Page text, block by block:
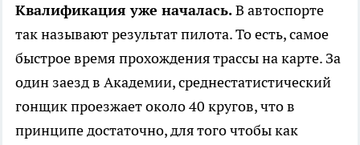
Квалификация уже началась.В автоспорте
так называют результат пилота. То есть, самое
быстрое время прохождения трассы на карте. За
один заезд в Академии, среднестатистический
гонщик проезжает около 40 кругов, что в
принципе достаточно, для того чтобы как